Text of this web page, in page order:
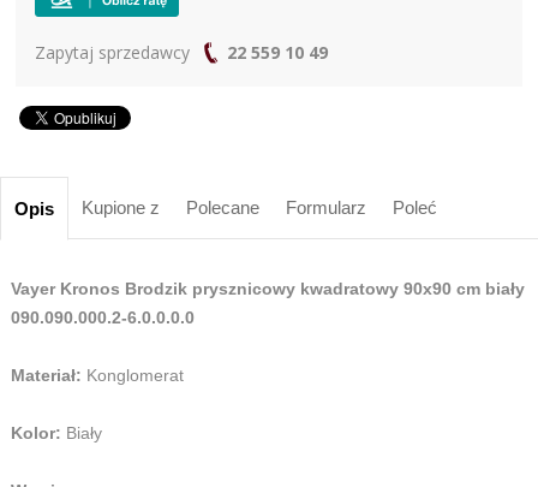
Zapytaj sprzedawcy 22 559 10 49
Opis Kupione z Polecane Formularz Poleć
Vayer Kronos Brodzik prysznicowy kwadratowy 90x90 cm biały
090.090.000.2-6.0.0.0.0
Materiał: Konglomerat
Kolor: Biały